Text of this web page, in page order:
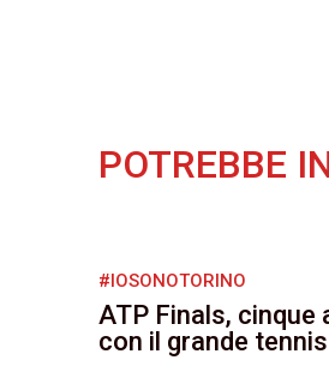
POTREBBE
#IOSONOTORINO
ATP Finals, cinque
con il grande tennis